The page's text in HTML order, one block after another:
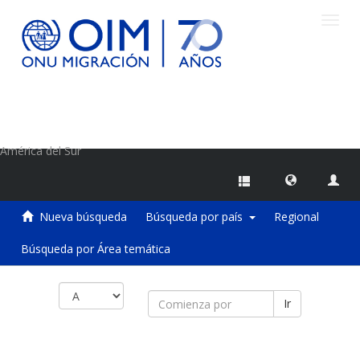
América del Sur
Nueva búsqueda Búsqueda por país Regional
Búsqueda por Área temática
Ir